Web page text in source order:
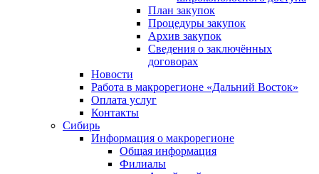
План закупок
Процедуры закупок
Архив закупок
Сведения о заключённых
договорах
Новости
Работа в макрорегионе «Дальний Восток»
Оплата услуг
Контакты
Сибирь
Информация о макрорегионе
Общая информация
Филиалы